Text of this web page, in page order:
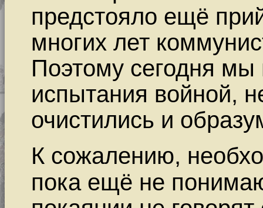
предстояло ещё
многих лет
Поэтому сегодня
испытания войной,
очистились и
К сожалению,
пока ещё не